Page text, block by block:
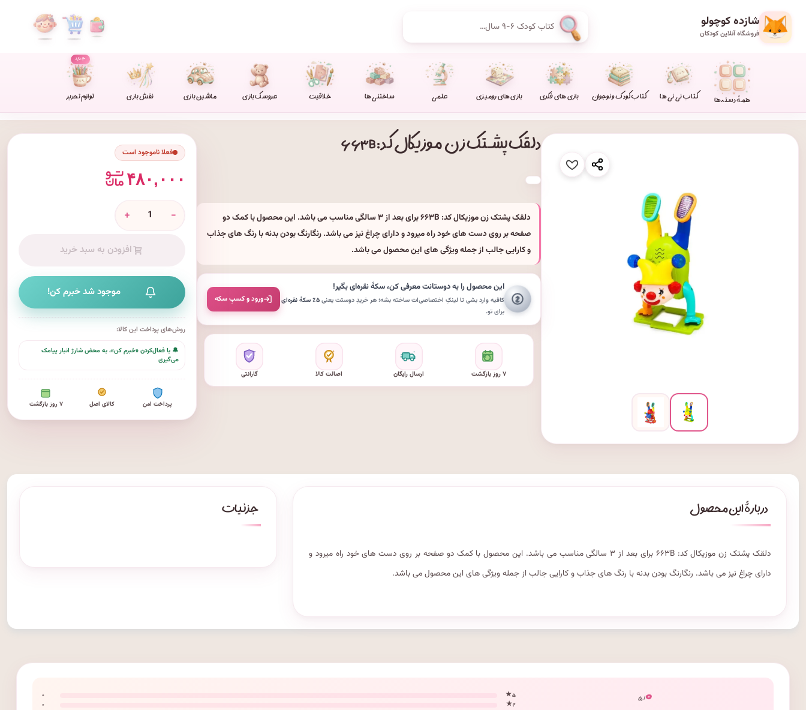
شازده کوچولو
فروشگاه آنلاین کودکان
همهٔ دسته‌ها کتاب نی نی ها کتاب کودک و نوجوان بازی های فکری بازی های رومیزی علمی ساختنی ها خلاقیت عروسک بازی ماشین بازی نقش بازی لوازم تحریر
جدید
دلقک پشتک زن موزیکال کد: ۶۶۳B
دلقک پشتک زن موزیکال کد: ۶۶۳B برای بعد از ۳ سالگی مناسب می باشد. این محصول با کمک دو
صفحه بر روی دست های خود راه میرود و دارای چراغ نیز می باشد. رنگارنگ بودن بدنه با رنگ های جذاب
و کارایی جالب از جمله ویژگی های این محصول می باشد.
این محصول را به دوستانت معرفی کن،سکهٔ نقره‌ایبگیر!
کافیه وارد بشی تا لینکِ اختصاصی‌ات ساخته بشه؛ هر خریدِ دوستت یعنی۵٪ سکهٔ نقره‌ای
برای تو.
ورود و کسبِ سکه
۷ روز بازگشت ارسال رایگان اصالت کالا گارانتی
فعلا ناموجود است
۴۸۰,۰۰۰
-
+
افزودن به سبد خرید
موجود شد خبرم کن!
روش‌های پرداخت این کالا:
🔔 با فعال‌کردن «خبرم کن»، به محض شارژ انبار پیامک
می‌گیری
پرداخت امن کالای اصل ۷ روز بازگشت
دلقک پشتک زن موزیکال کد: ۶۶۳B برای بعد از ۳ سالگی مناسب می باشد. این محصول با کمک دو صفحه بر روی دست های خود راه میرود و
دارای چراغ نیز می باشد. رنگارنگ بودن بدنه با رنگ های جذاب و کارایی جالب از جمله ویژگی های این محصول می باشد.
۰/ ۵ ۵ ★
۰
۴ ★
۰